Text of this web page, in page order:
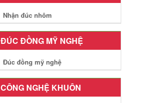
Nhận đúc nhôm
ĐÚC ĐỒNG MỸ NGHỆ
Đúc đồng mỹ nghệ
CÔNG NGHỆ KHUÔN